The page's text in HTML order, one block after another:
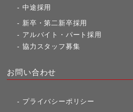
中途採用
新卒・第二新卒採用
アルバイト・パート採用
協力スタッフ募集
お問い合わせ
プライバシーポリシー